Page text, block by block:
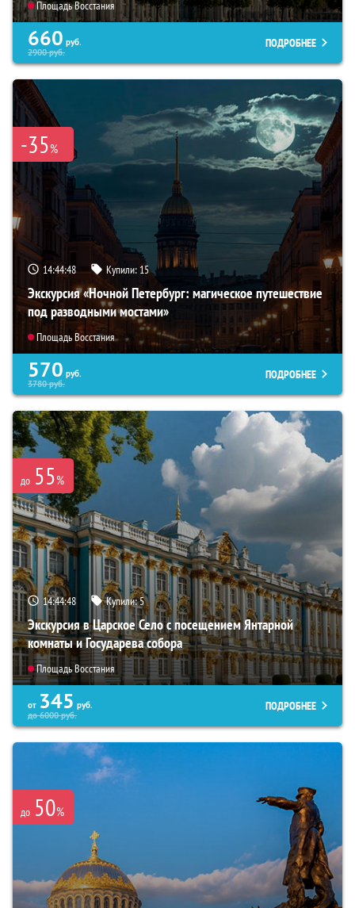
Площадь Восстания
660 руб.
2900руб.
ПОДРОБНЕЕ
-35%
14:44:46 Купили: 15
Экскурсия «Ночной Петербург: магическое путешествие
под разводными мостами»
Площадь Восстания
570 руб.
3780руб.
ПОДРОБНЕЕ
до 55%
14:44:46 Купили:5
Экскурсия в Царское Село с посещением Янтарной
комнаты и Государева собора
Площадь Восстания
от 345 руб.
до6000руб.
ПОДРОБНЕЕ
до 50%